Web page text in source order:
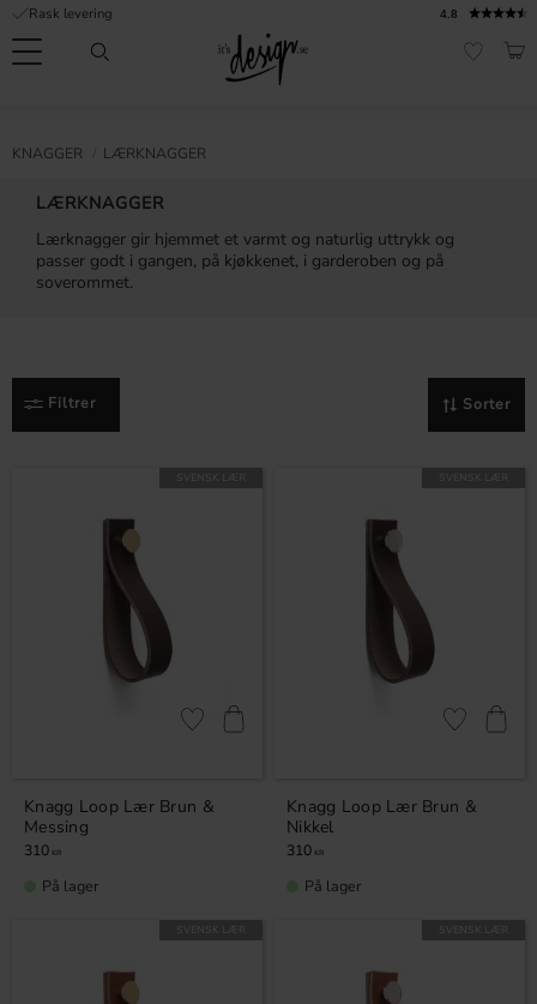
Meny
4.8
Rask levering
KNAGGER LÆRKNAGGER
LÆRKNAGGER
Lærknagger gir hjemmet et varmt og naturlig uttrykk og
passer godt i gangen, på kjøkkenet, i garderoben og på
soverommet.
Filtrer Sorter
Knagg Loop Lær Brun &
Messing
310 KR
SVENSK LÆR
Lagre som favoritt
På lager
Knagg Loop Lær Brun &
Nikkel
310 KR
SVENSK LÆR
Lagre som
På lager
Vanlige spørsmål
Inspirasjon og tips